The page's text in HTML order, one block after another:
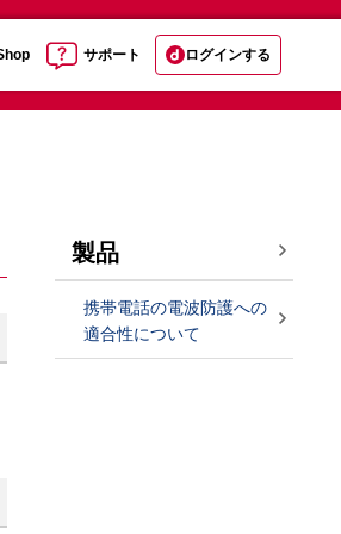
サポート ログインする
製品
携帯電話の電波防護への
適合性について